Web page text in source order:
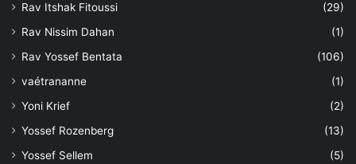
Rav Itshak Fitoussi
(29)
Rav Nissim Dahan
(1)
Rav Yossef Bentata
(106)
vaétrananne
(1)
Yoni Krief
(2)
Yossef Rozenberg
(13)
Yossef Sellem
(5)